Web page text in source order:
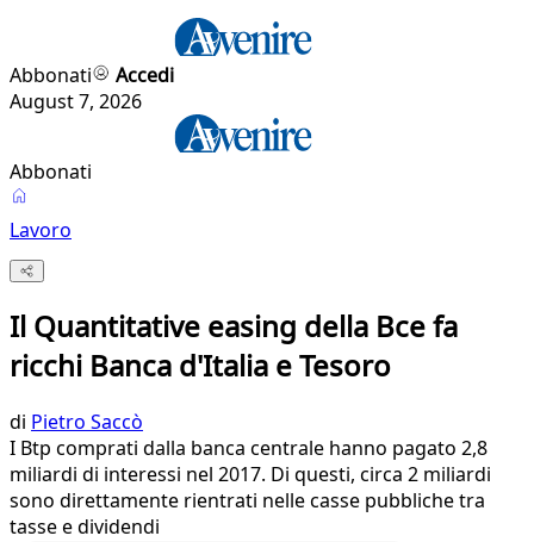
Abbonati
Accedi
August 7, 2026
Abbonati
Lavoro
Il Quantitative easing della Bce fa
ricchi Banca d'Italia e Tesoro
di Pietro Saccò
I Btp comprati dalla banca centrale hanno pagato 2,8
miliardi di interessi nel 2017. Di questi, circa 2 miliardi
sono direttamente rientrati nelle casse pubbliche tra
tasse e dividendi